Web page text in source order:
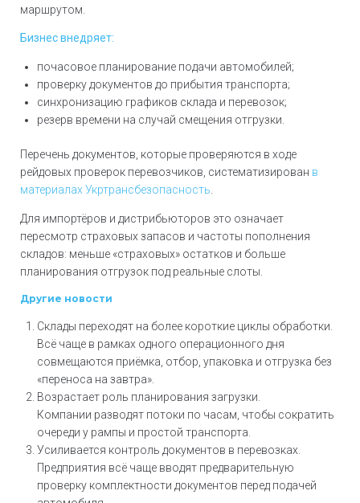
маршрутом.
Бизнес внедряет:
почасовое планирование подачи автомобилей;
проверку документов до прибытия транспорта;
синхронизацию графиков склада и перевозок;
резерв времени на случай смещения отгрузки.
Перечень документов, которые проверяются в ходе
рейдовых проверок перевозчиков, систематизирован в
материалах Укртрансбезопасность.
Для импортёров и дистрибьюторов это означает
пересмотр страховых запасов и частоты пополнения
складов: меньше «страховых» остатков и больше
планирования отгрузок под реальные слоты.
Другие новости
Склады переходят на более короткие циклы обработки.
Всё чаще в рамках одного операционного дня
совмещаются приёмка, отбор, упаковка и отгрузка без
«переноса на завтра».
Возрастает роль планирования загрузки.
Компании разводят потоки по часам, чтобы сократить
очереди у рампы и простой транспорта.
Усиливается контроль документов в перевозках.
Предприятия всё чаще вводят предварительную
проверку комплектности документов перед подачей